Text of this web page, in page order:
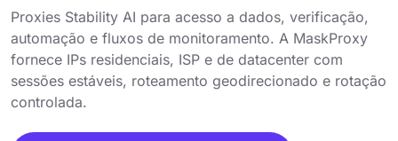
Proxies Stability AI para acesso a dados, verificação,
automação e fluxos de monitoramento. A MaskProxy
fornece IPs residenciais, ISP e de datacenter com
sessões estáveis, roteamento geodirecionado e rotação
controlada.